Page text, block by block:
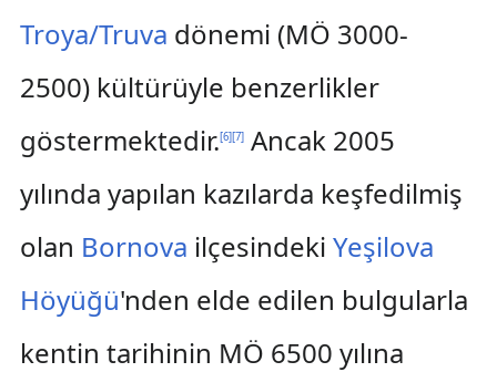
Troya/Truva dönemi (MÖ 3000-
2500) kültürüyle benzerlikler
göstermektedir.[6][7]Ancak 2005
yılında yapılan kazılarda keşfedilmiş
olan Bornova ilçesindeki Yeşilova
Höyüğü'nden elde edilen bulgularla
kentin tarihinin MÖ 6500 yılına